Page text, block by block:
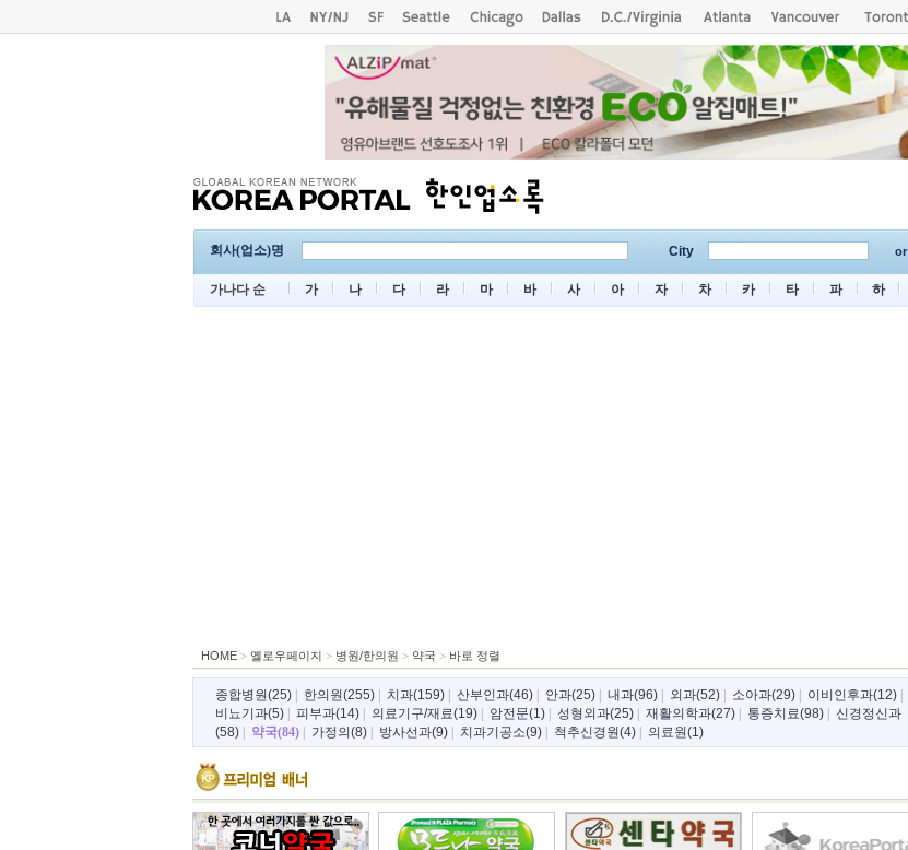
회사(업소)명 City or
가나다 순 가 나 다 라 마 바 사 아 자 차 카 타 파 하
HOME> 옐로우페이지 > 병원/한의원 > 약국 > 바로 정렬
종합병원(25)| 한의원(255)| 치과(159)| 산부인과(46)| 안과(25)| 내과(96)| 외과(52)| 소아과(29)| 이비인후과(12)|
비뇨기과(5)| 피부과(14)| 의료기구/재료(19)| 암전문(1)| 성형외과(25)| 재활의학과(27)| 통증치료(98)|
신경정신과
(58)| 약국(84)| 가정의(8)| 방사선과(9)| 치과기공소(9)| 척추신경원(4)| 의료원(1)